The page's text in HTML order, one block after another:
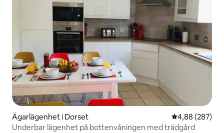
Ägarlägenhet i Dorset 4,88 av 5 i
4,88 (287)
Underbar lägenhet på bottenvåningen med trädgård